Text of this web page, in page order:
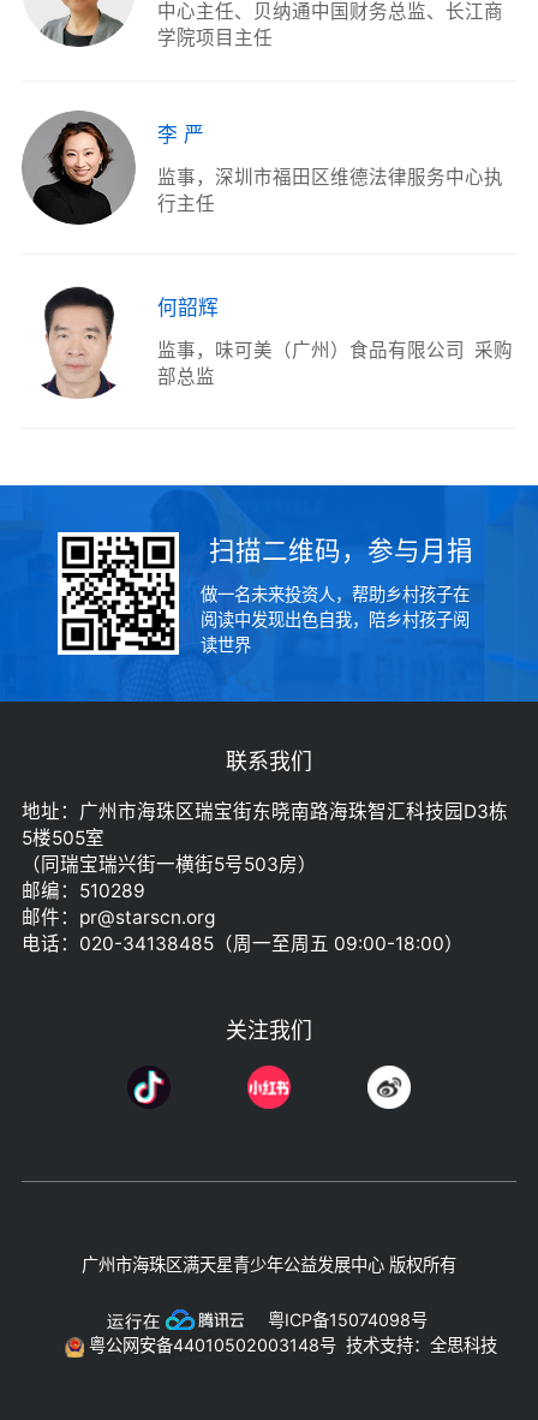
中心主任、贝纳通中国财务总监、长江商
学院项目主任
李 严
监事
深圳市福田区维德法律服务中心执
行主任
何韶辉
监事
味可美（广州）食品有限公司  采购
部总监
扫描二维码，参与月捐
做一名未来投资人，帮助乡村孩子在
阅读中发现出色自我，陪乡村孩子阅
读世界
联系我们
地址：广州市海珠区瑞宝街东晓南路海珠智汇科技园D3栋
5楼505室
（同瑞宝瑞兴街一横街5号503房）
邮编：510289
邮件：pr@starscn.org
电话：020-34138485（周一至周五 09:00-18:00）
关注我们
广州市海珠区满天星青少年公益发展中心 版权所有
粤ICP备15074098号
粤公网安备44010502003148号 技术支持：全思科技